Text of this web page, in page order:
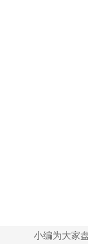
小编为大家盘